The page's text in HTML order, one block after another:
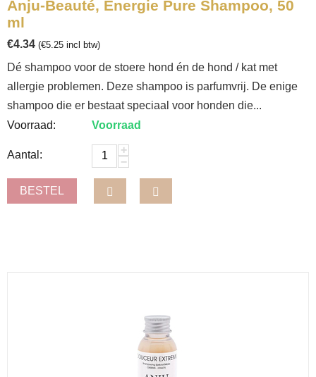
Anju-Beauté, Energie Pure Shampoo, 50
ml
€4.34 (€5.25 incl btw)
Dé shampoo voor de stoere hond én de hond / kat met
allergie problemen. Deze shampoo is parfumvrij. De enige
shampoo die er bestaat speciaal voor honden die...
Voorraad:
Voorraad
Aantal:
+
−
BESTEL